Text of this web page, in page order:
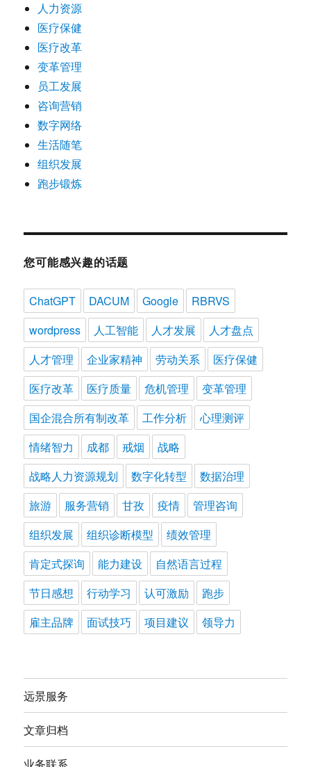
人力资源
医疗保健
医疗改革
变革管理
员工发展
咨询营销
数字网络
生活随笔
组织发展
跑步锻炼
您可能感兴趣的话题
ChatGPT DACUM Google
RBRVS
wordpress
人工智能 人才发展
人才盘点
人才管理
企业家精神 劳动关系
医疗保健
医疗改革
医疗质量 危机管理
变革管理
国企混合所有制改革
工作分析
心理测评
情绪智力
成都 戒烟
战略
战略人力资源规划
数字化转型
数据治理
旅游
服务营销 甘孜 疫情
管理咨询
组织发展
组织诊断模型
绩效管理
肯定式探询
能力建设
自然语言过程
节日感想
行动学习 认可激励
跑步
雇主品牌
面试技巧 项目建议 领导力
远景服务
文章归档
业务联系